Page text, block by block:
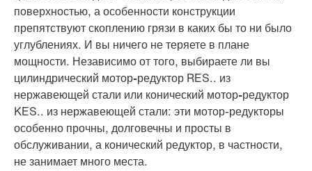
поверхностью, а особенности конструкции
препятствуют скоплению грязи в каких бы то ни было
углублениях. И вы ничего не теряете в плане
мощности. Независимо от того, выбираете ли вы
цилиндрический мотор-редуктор RES.. из
нержавеющей стали или конический мотор-редуктор
KES.. из нержавеющей стали: эти мотор-редукторы
особенно прочны, долговечны и просты в
обслуживании, а конический редуктор, в частности,
не занимает много места.